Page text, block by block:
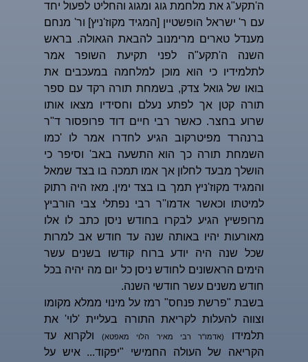
ה'תקע"ג את מלחמת גוג ומגוג והחליט לפעול יחד
עם ר' ישראל הופשטיין [המגיד מקוז'ניץ] ור' מנחם
מענדל טארים מרימנוב להבאת הגאולה. בראש
השנה ה'תקע"ה לפני תקיעת השופר אמר
לתלמידיו כי הוא מוכן למלחמה במעכבים את
בואו של גואל צדק, בשמחת תורה רקד עם ספר
תורה קטן אך לפתע נעלם וחסידיו מצאו אותו
שרוע בחצר. כאשר רבי חיים דוד פרופסור ד"ר
ברנהרד מפיטרקוב הגיע לחדרו אמר לו 'כמו
השמחת תורה כך הוא התשעה באב' וסיפר כי
הושלך מבעד לחלון אך אמו תמכה בו בצד שמאל
והמגיד מקוז'ניץ תמך בו בצד ימין. מאז היה רתוק
למיטתו וכאשר אדמו''ר רבי נפתלי צבי הורביץ
מרופשיץ הגיע לבקרו בחודש ניסן כתב לו אלו
מאורעות יהיו באותה שנה עד חודש אב למרות
שכל שנה היה יודע ברוח קודשו בשנים עשר
הימים הראשונים לחודש ניסן כל יום מה יהיה בכל
חודש משנים עשר חודשי השנה.
בשבת "פרשת פנחס" רמז על מינוי ממלא מקומו
וצווה להעלות לקריאת התורה בעליית 'לוי' את
תלמידו
(אדמו"ר רבי מאיר הלוי מאפטא)ולקרוא עד
הקריאה של העולה החמישי "יפקוד... איש על